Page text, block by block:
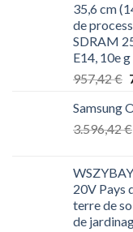
35,6 cm
de
SDRAM
E14, 10e g
957,42€
Samsung
3.596,42€
20V Pays
terre de
de